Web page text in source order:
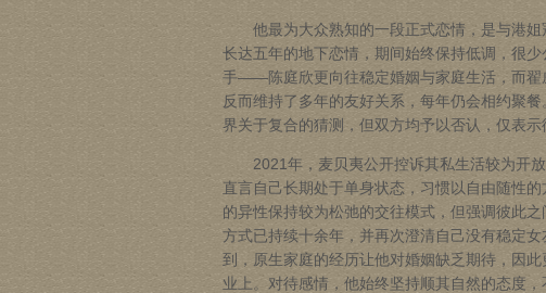
他最为大众熟知的一段正式恋情，是与港姐
长达五年的地下恋情，期间始终保持低调，很
手——陈庭欣更向往稳定婚姻与家庭生活，而翟
反而维持了多年的友好关系，每年仍会相约聚
界关于复合的猜测，但双方均予以否认，仅表示
2021年，麦贝夷公开控诉其私生活较为开放
直言自己长期处于单身状态，习惯以自由随性
的异性保持较为松弛的交往模式，但强调彼此
方式已持续十余年，并再次澄清自己没有稳定
到，原生家庭的经历让他对婚姻缺乏期待，因
业上。对待感情，他始终坚持顺其自然的态度